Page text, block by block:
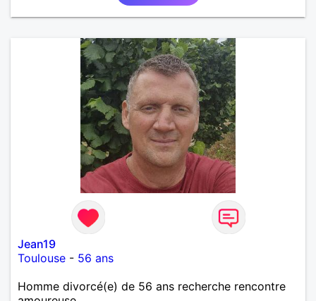
Jean19
Toulouse - 56 ans
Homme divorcé(e) de 56 ans recherche rencontre